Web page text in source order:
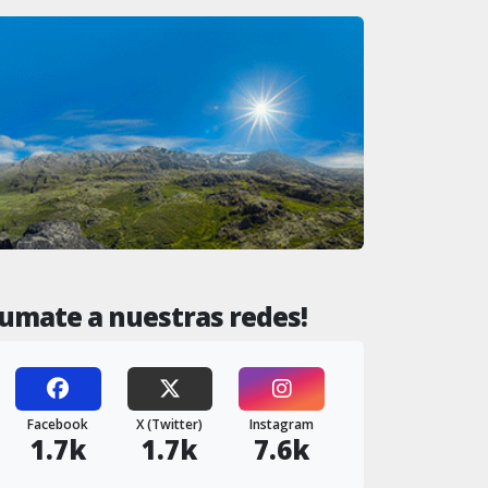
a nuestras redes!
Facebook
1.7k
X (Twitter)
1.7k
Instagram
7.6k